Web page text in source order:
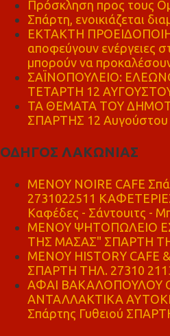
Πρόσκληση προς τους
Σπάρτη, ενοικιάζεται
ΕΚΤΑΚΤΗ
αποφεύγουν ενέργειες
μπορούν να
ΣΑΪΝΟΠΟΥΛΕΙΟ:
ΤΕΤΑΡΤΗ 12
ΤΑ ΘΕΜΑΤΑ ΤΟΥ
ΣΠΑΡΤΗΣ 12 Αυγούστου
ΟΔΗΓΟΣ ΛΑΚΩΝΙΑΣ
MENOY NOIRE CAFE
2731022511
Καφέδες - Σάντουιτς -
ΜΕΝΟΥ ΨΗΤΟΠΩΛΕΙΟ
ΤΗΣ ΜΑΣΑΣ" ΣΠΑΡΤΗ
ΜΕΝΟΥ HISTORY CAFE
ΣΠΑΡΤΗ ΤΗΛ. 27310
ΑΦΑΙ ΒΑΚΑΛΟΠΟΥΛΟΥ
ΑΝΤΑΛΛΑΚΤΙΚΑ
Σπάρτης Γυθειού